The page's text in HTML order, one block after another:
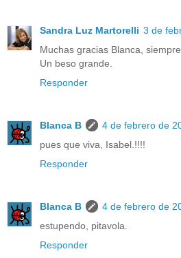
Sandra Luz Martorelli 3 de
Muchas gracias Blanca,
Un beso grande.
Responder
Blanca B
4 de febrero de
pues que viva, Isabel.!!!!
Responder
Blanca B
4 de febrero de
estupendo, pitavola.
Responder